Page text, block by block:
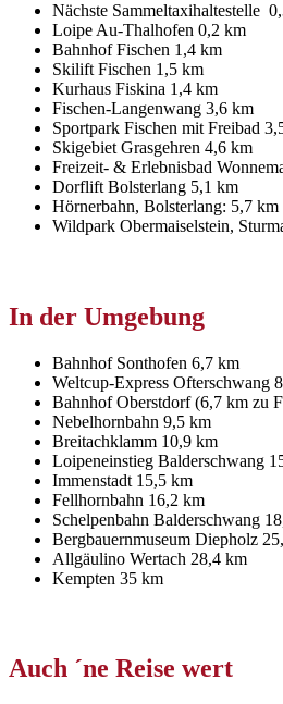
Nächste Sammeltaxihaltestelle
Loipe Au-Thalhofen 0,2 km
Bahnhof Fischen 1,4 km
Skilift Fischen 1,5 km
Kurhaus Fiskina 1,4 km
Fischen-Langenwang 3,6 km
Sportpark Fischen mit Freibad
Skigebiet Grasgehren 4,6 km
Freizeit- & Erlebnisbad
Dorflift Bolsterlang 5,1 km
Hörnerbahn, Bolsterlang: 5,7 km
Wildpark Obermaiselstein,
In der Umgebung
Bahnhof Sonthofen 6,7 km
Weltcup-Express Ofterschwang
Bahnhof Oberstdorf (6,7 km zu
Nebelhornbahn 9,5 km
Breitachklamm 10,9 km
Loipeneinstieg Balderschwang
Immenstadt 15,5 km
Fellhornbahn 16,2 km
Schelpenbahn Balderschwang
Bergbauernmuseum Diepholz
Allgäulino Wertach 28,4 km
Kempten 35 km
Auch ´ne Reise wert